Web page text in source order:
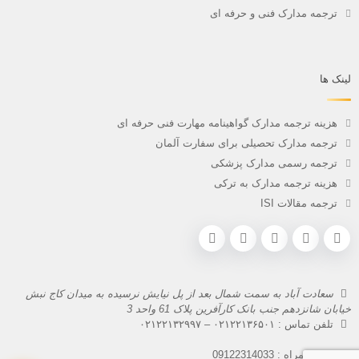
ترجمه مدارک فنی و حرفه ای
لینک ها
هزینه ترجمه مدارک گواهینامه مهارت فنی حرفه ای
ترجمه مدارک تحصیلی برای سفارت آلمان
ترجمه رسمی مدارک پزشکی
هزینه ترجمه مدارک به ترکی
ترجمه مقالات ISI
سعادت آباد به سمت شمال بعد از پل نیایش نرسیده به میدان کاج نبش
خیابان شانزدهم جنب بانک کارآفرین پلاک 61 واحد 3
تلفن تماس : ۰۲۱۲۲۱۳۶۵۰۱ –۰۲۱۲۲۱۳۲۹۹۷
تلفن همراه :09122314033